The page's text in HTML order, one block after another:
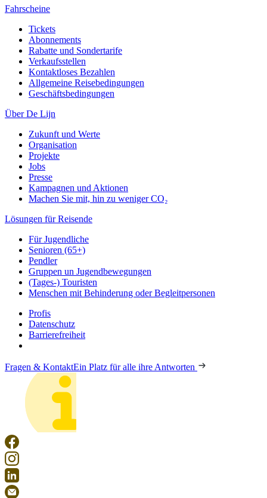
Fahrscheine
Tickets
Abonnements
Rabatte und Sondertarife
Verkaufsstellen
Kontaktloses Bezahlen
Allgemeine Reisebedingungen
Geschäftsbedingungen
Über De Lijn
Zukunft und Werte
Organisation
Projekte
Jobs
Presse
Kampagnen und Aktionen
Machen Sie mit, hin zu weniger CO₂
Lösungen für Reisende
Für Jugendliche
Senioren (65+)
Pendler
Gruppen un Jugendbewegungen
(Tages-) Touristen
Menschen mit Behinderung oder Begleitpersonen
Profis
Datenschutz
Barrierefreiheit
Fragen & KontaktEin Platz für alle ihre Antworten